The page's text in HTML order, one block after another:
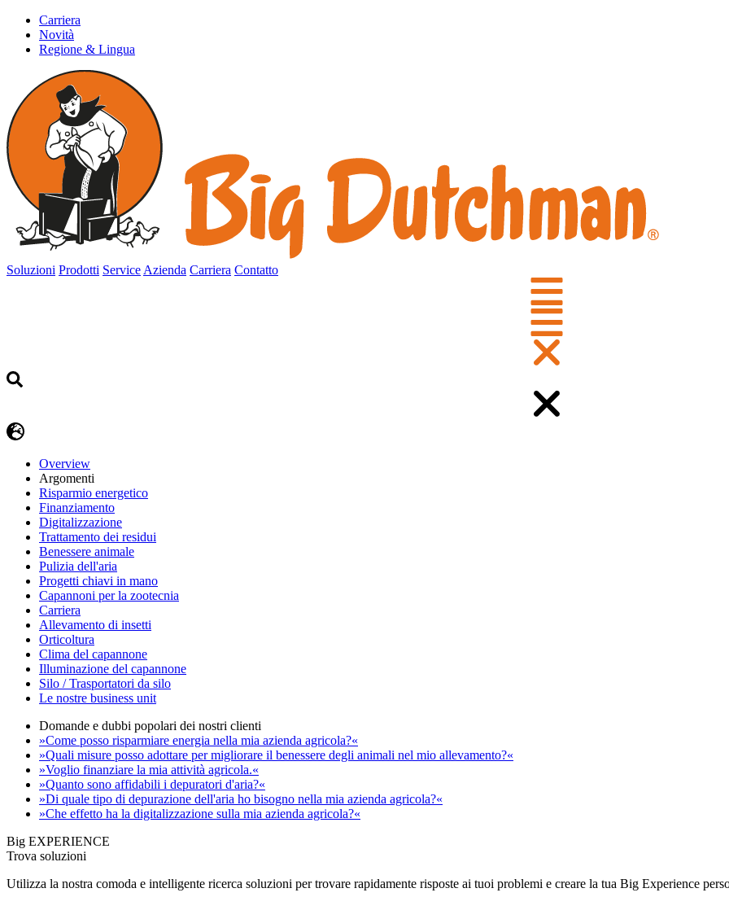
Carriera
Novità
Regione & Lingua
Soluzioni Prodotti Service Azienda Carriera Contatto
Overview
Argomenti
Risparmio energetico
Finanziamento
Digitalizzazione
Trattamento dei residui
Benessere animale
Pulizia dell'aria
Progetti chiavi in mano
Capannoni per la zootecnia
Carriera
Allevamento di insetti
Orticoltura
Clima del capannone
Illuminazione del capannone
Silo / Trasportatori da silo
Le nostre business unit
Domande e dubbi popolari dei nostri clienti
»Come posso risparmiare energia nella mia azienda agricola?«
»Quali misure posso adottare per migliorare il benessere degli animali nel mio allevamento?«
»Voglio finanziare la mia attività agricola.«
»Quanto sono affidabili i depuratori d'aria?«
»Di quale tipo di depurazione dell'aria ho bisogno nella mia azienda agricola?«
»Che effetto ha la digitalizzazione sulla mia azienda agricola?«
Big EXPERIENCE
Trova soluzioni
Utilizza la nostra comoda e intelligente ricerca soluzioni per trovare rapidamente risposte ai tuoi problemi e creare la tua Big Experience